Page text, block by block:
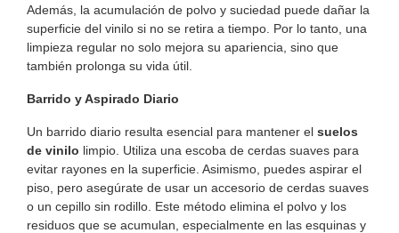
Además, la acumulación de polvo y suciedad puede dañar la
superficie del vinilo si no se retira a tiempo. Por lo tanto, una
limpieza regular no solo mejora su apariencia, sino que
también prolonga su vida útil.
Barrido y Aspirado Diario
Un barrido diario resulta esencial para mantener elsuelos
de vinilo limpio. Utiliza una escoba de cerdas suaves para
evitar rayones en la superficie. Asimismo, puedes aspirar el
piso, pero asegúrate de usar un accesorio de cerdas suaves
o un cepillo sin rodillo. Este método elimina el polvo y los
residuos que se acumulan, especialmente en las esquinas y